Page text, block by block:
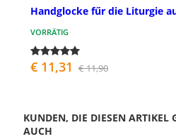
Handglocke fűr die Liturgie
VORRÄTIG
€ 11,31 € 11,90
KUNDEN, DIE DIESEN ARTIKEL
AUCH